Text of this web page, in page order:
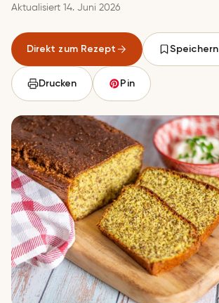
Aktualisiert 14. Juni 2026
Direkt zum Rezept Speichern
Drucken Pin